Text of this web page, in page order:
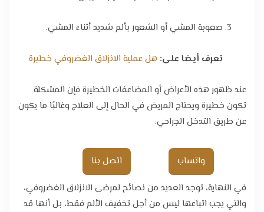
صعوبة المشي أو الشعور بألم شديد أثناء المشي.
تعرف أيضا على: هل عملية الانزلاق الغضروفي خطيرة
عند ظهور هذه الأعراض أو المضاعفات الخطيرة فإن المشكلة
تكون خطيرة ويحتاج المريض في الحال إلى العلاج وغالبًا ما يكون
عن طريق التدخل الجراحي.
اتصل بنا
واتساب
في النهاية، توجد العديد من نصائح لمرضى الانزلاق الغضروفي،
والتي يجب اتباعها ليس من أجل تخفيف الألم فقط، بل أنها قد